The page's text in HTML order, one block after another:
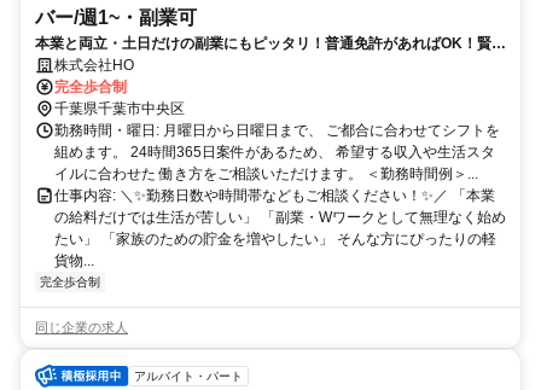
バー/週1~・副業可
本業と両立・土日だけの副業にもピッタリ！普通免許があればOK！賢く
収入UPが目指せて物価高騰にも負けない！
株式会社HO
完全歩合制
千葉県千葉市中央区
勤務時間・曜日: 月曜日から日曜日まで、 ご都合に合わせてシフトを
組めます。 24時間365日案件があるため、 希望する収入や生活スタ
イルに合わせた 働き方をご相談いただけます。 ＜勤務時間例＞...
仕事内容: ＼✨勤務日数や時間帯などもご相談ください！✨／ 「本業
の給料だけでは生活が苦しい」 「副業・Wワークとして無理なく始め
たい」 「家族のための貯金を増やしたい」 そんな方にぴったりの軽
貨物...
完全歩合制
同じ企業の求人
アルバイト・パート